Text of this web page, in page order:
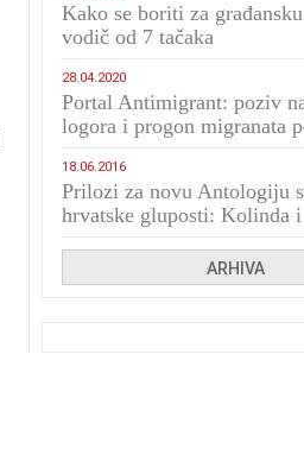
Kako se boriti za
vodič od 7 tačaka
28.04.2020
Portal Antimigrant: poziv
logora i progon migranata
18.06.2016
Prilozi za novu Antologiju
hrvatske gluposti: Kolinda
ARHIVA